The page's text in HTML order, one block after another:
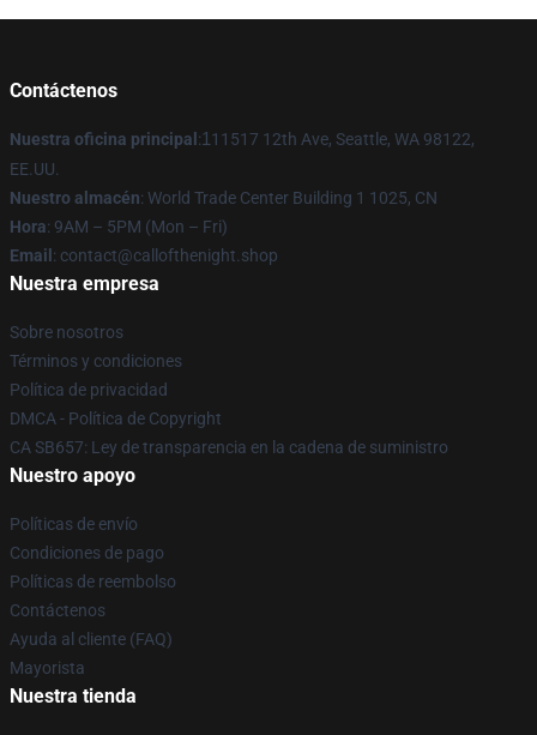
Contáctenos
Nuestra oficina principal :1 11517 12th Ave, Seattle, WA 98122,
EE.UU.
Nuestro almacén: World Trade Center Building 1 1025, CN
Hora: 9AM – 5PM (Mon – Fri)
Email : contact@callofthenight.shop
Nuestra empresa
Sobre nosotros
Términos y condiciones
Política de privacidad
DMCA - Política de Copyright
CA SB657: Ley de transparencia en la cadena de suministro
Nuestro apoyo
Políticas de envío
Condiciones de pago
Políticas de reembolso
Contáctenos
Ayuda al cliente (FAQ)
Mayorista
Nuestra tienda